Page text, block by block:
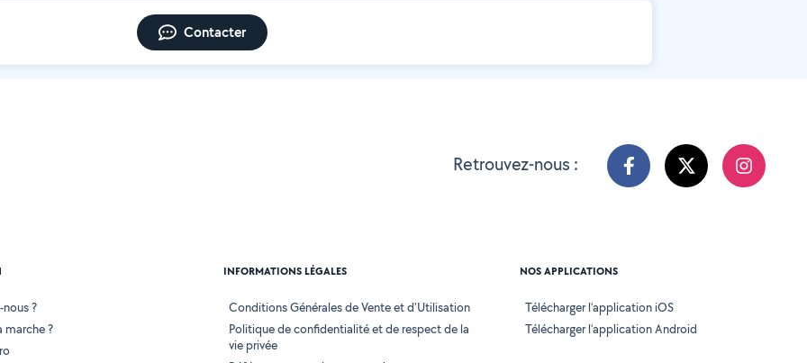
Contacter
Retrouvez-nous :
?
?
INFORMATIONS LÉGALES
Conditions Générales de Vente et d'Utilisation
Politique de confidentialité et de respect de la
vie privée
NOS APPLICATIONS
Télécharger l’application iOS
Télécharger l’application Android